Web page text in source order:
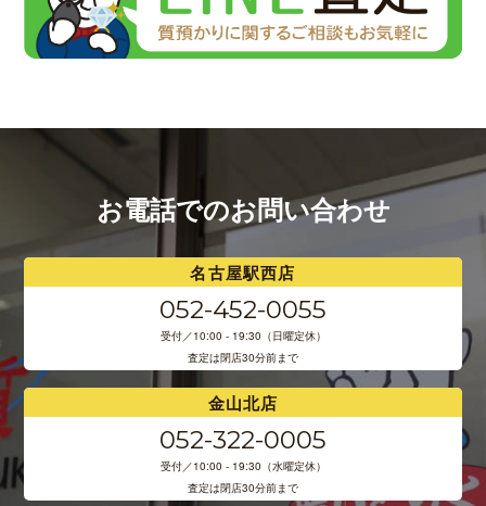
お電話でのお問い合わせ
名古屋駅西店
052-452-0055
受付／10:00 - 19:30（日曜定休）
査定は閉店30分前まで
金山北店
052-322-0005
受付／10:00 - 19:30（水曜定休）
査定は閉店30分前まで